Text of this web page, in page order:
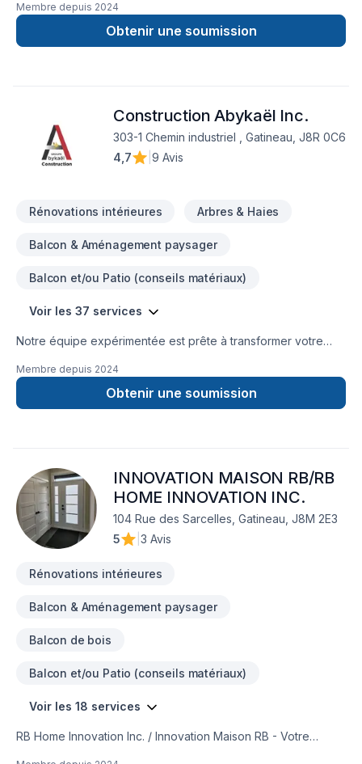
durable selon vos besoins et vos aspirations.
Membre depuis 2024
Obtenir une soumission
Construction Abykaël Inc.
303-1 Chemin industriel , Gatineau, J8R 0C6
4,7
9 Avis
Rénovations intérieures Arbres & Haies
Balcon & Aménagement paysager
Balcon et/ou Patio (conseils matériaux)
Voir les 37 services
Notre équipe expérimentée est prête à transformer votre
contactant dès aujourd’hui. Nous sommes fiers d’offrir des
services de haute qualité, utilisant les meilleurs matériaux et
techniques, pour garantir votre satisfaction. Profitez de notre
!Google ⭐️⭐️⭐️⭐️⭐️ (63) reviews
Membre depuis 2024
Obtenir une soumission
INNOVATION MAISON RB/RB
HOME INNOVATION INC.
104 Rue des Sarcelles, Gatineau, J8M 2E3
5
3 Avis
Rénovations intérieures
Balcon & Aménagement paysager
Balcon de bois
Balcon et/ou Patio (conseils matériaux)
Voir les 18 services
RB Home Innovation Inc. / Innovation Maison RB - Votre